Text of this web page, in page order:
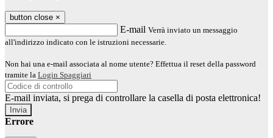
button close ×
E-mail Verrà inviato un messaggio
all'indirizzo indicato con le istruzioni necessarie.
Non hai una e-mail associata al nome utente? Effettua il reset della password
tramite la Login Spaggiari
E-mail inviata, si prega di controllare la casella di posta elettronica!
Errore